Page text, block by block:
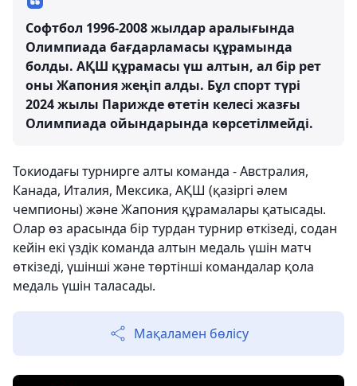
Софтбол 1996-2008 жылдар аралығында
Олимпиада бағдарламасы құрамында
болды. АҚШ құрамасы үш алтын, ал бір рет
оны Жапония жеңіп алды. Бұл спорт түрі
2024 жылы Парижде өтетін келесі жазғы
Олимпиада ойындарында көрсетілмейді.
Токиодағы турнирге алты команда - Австралия,
Канада, Италия, Мексика, АҚШ (қазіргі әлем
чемпионы) және Жапония құрамалары қатысады.
Олар өз арасында бір турдан турнир өткізеді, содан
кейін екі үздік команда алтын медаль үшін матч
өткізеді, үшінші және төртінші командалар қола
медаль үшін таласады.
Мақаламен бөлісу